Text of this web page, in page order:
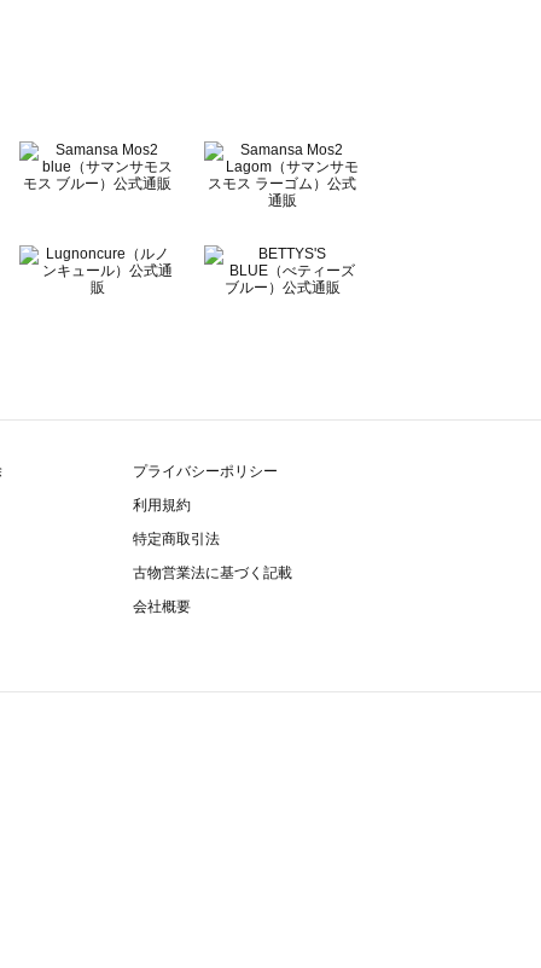
プライバシーポリシー
利用規約
特定商取引法
古物営業法に基づく記載
会社概要